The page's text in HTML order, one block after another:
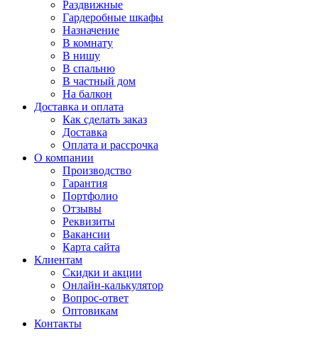
Раздвижные
Гардеробные шкафы
Назначение
В комнату
В нишу
В спальню
В частный дом
На балкон
Доставка и оплата
Как сделать заказ
Доставка
Оплата и рассрочка
О компании
Производство
Гарантия
Портфолио
Отзывы
Реквизиты
Вакансии
Карта сайта
Клиентам
Скидки и акции
Онлайн-калькулятор
Вопрос-ответ
Оптовикам
Контакты